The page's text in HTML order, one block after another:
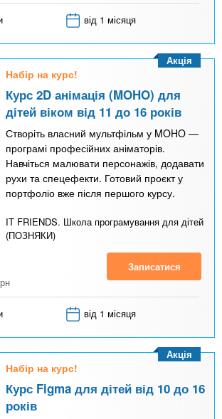
від 1 місяця
Набір на курс!
Курс 2D анімація (MOHO) для
дітей віком від 11 до 16 років
Створіть власний мультфільм у MOHO —
програмі професійних аніматорів.
Навчіться малювати персонажів, додавати
рухи та спецефекти. Готовий проєкт у
портфоліо вже після першого курсу.
IT FRIENDS. Школа програмування для дітей
(ПОЗНЯКИ)
Акція
Записатися
від 1 місяця
Набір на курс!
Курс Figma для дітей від 10 до 16
років
Акція